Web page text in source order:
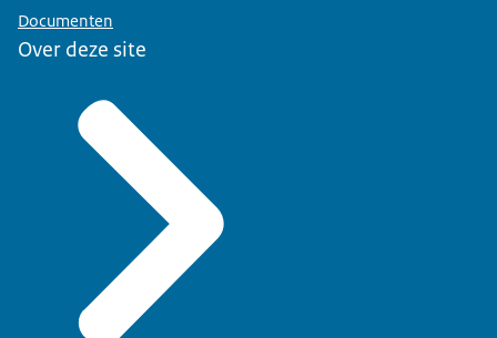
Documenten
Over deze site